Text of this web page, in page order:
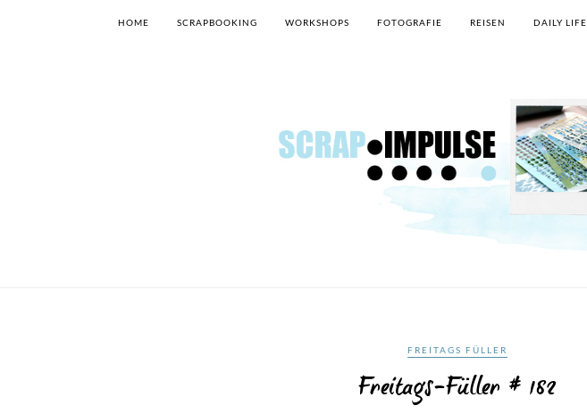
HOME SCRAPBOOKING WORKSHOPS FOTOGRAFIE REISEN DAILY LIFE
FREITAGS FÜLLER
Freitags-Füller # 182